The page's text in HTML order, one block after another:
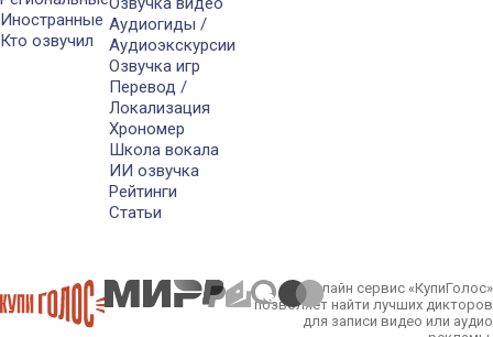
Иностранные
Кто озвучил
Аудиогиды /
Аудиоэкскурсии
Озвучка игр
Перевод /
Локализация
Хрономер
Школа вокала
ИИ озвучка
Рейтинги
Статьи
Онлайн сервис «КупиГолос»
позволяет найти лучших дикторов
для записи видео или аудио